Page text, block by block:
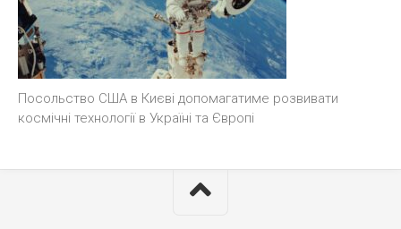
Посольство США в Києві допомагатиме розвивати
космічні технології в Україні та Європі